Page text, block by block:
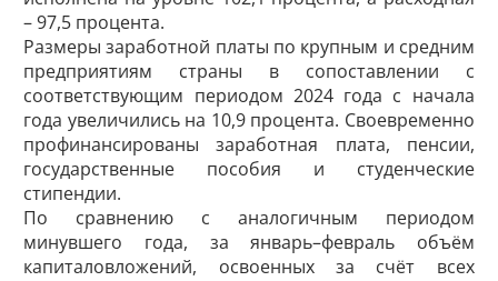
– 97,5 процента.
Размеры заработной платы по крупным и средним
предприятиям страны в сопоставлении с
соответствующим периодом 2024 года с начала
года увеличились на 10,9 процента. Своевременно
профинансированы заработная плата, пенсии,
государственные пособия и студенческие
стипендии.
По сравнению с аналогичным периодом
минувшего года, за январь–февраль объём
капиталовложений, освоенных за счёт всех